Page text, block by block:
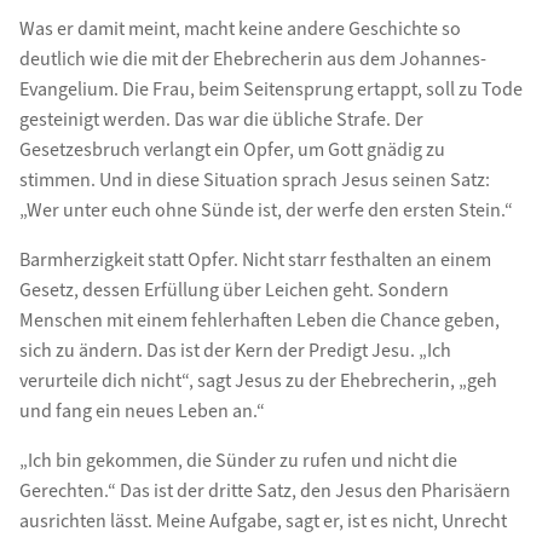
Was er damit meint, macht keine andere Geschichte so
deutlich wie die mit der Ehebrecherin aus dem Johannes-
Evangelium. Die Frau, beim Seitensprung ertappt, soll zu Tode
gesteinigt werden. Das war die übliche Strafe. Der
Gesetzesbruch verlangt ein Opfer, um Gott gnädig zu
stimmen. Und in diese Situation sprach Jesus seinen Satz:
„Wer unter euch ohne Sünde ist, der werfe den ersten Stein.“
Barmherzigkeit statt Opfer. Nicht starr festhalten an einem
Gesetz, dessen Erfüllung über Leichen geht. Sondern
Menschen mit einem fehlerhaften Leben die Chance geben,
sich zu ändern. Das ist der Kern der Predigt Jesu. „Ich
verurteile dich nicht“, sagt Jesus zu der Ehebrecherin, „geh
und fang ein neues Leben an.“
„Ich bin gekommen, die Sünder zu rufen und nicht die
Gerechten.“ Das ist der dritte Satz, den Jesus den Pharisäern
ausrichten lässt. Meine Aufgabe, sagt er, ist es nicht, Unrecht